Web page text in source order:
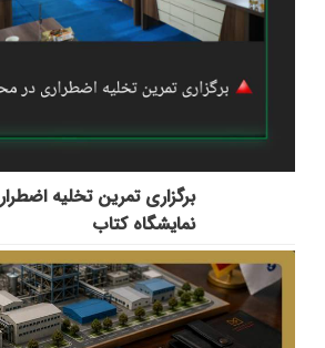
برگزاری تمرین تخلیه
نمایشگاه کتاب